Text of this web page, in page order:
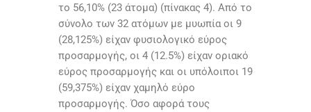
το 56,10% (23 άτομα) (πίνακας 4). Από το
σύνολο των 32 ατόμων με μυωπία οι 9
(28,125%) είχαν φυσιολογικό εύρος
προσαρμογής, οι 4 (12.5%) είχαν οριακό
εύρος προσαρμογής και οι υπόλοιποι 19
(59,375%) είχαν χαμηλό εύρο
προσαρμογής. Όσο αφορά τους